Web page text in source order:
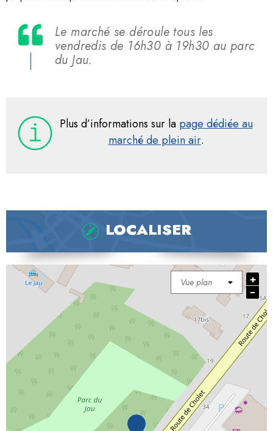
Le marché se déroule tous les
vendredis de 16h30 à 19h30 au parc
du Jau.
Plus d’informations sur la page dédiée au
marché de plein air.
LOCALISER
+
−